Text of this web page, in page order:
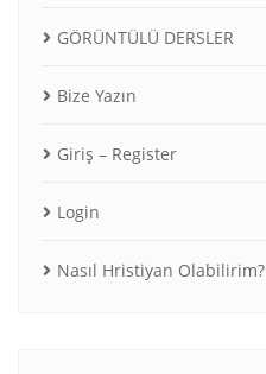
GÖRÜNTÜLÜ DERSLER
Bize Yazın
Giriş – Register
Login
Nasıl Hristiyan Olabilirim?